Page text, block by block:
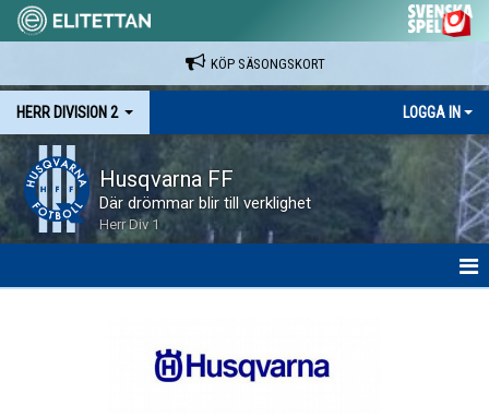
KÖP SÄSONGSKORT
HERR DIVISION 2 LOGGA IN
Husqvarna FF
Där drömmar blir till verklighet
Herr Div 1